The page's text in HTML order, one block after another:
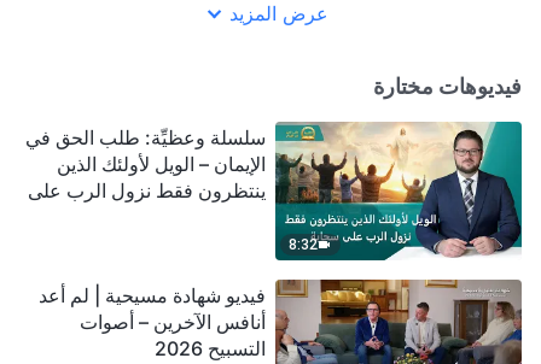
عرض المزيد
فيديوهات مختارة
8:32
سلسلة وعظيِّة: طلب الحق في
الإيمان – الويل لأولئك الذين
ينتظرون فقط نزول الرب على
فيديو شهادة مسيحية | لم أعد
أنافس الآخرين – أصوات
التسبيح 2026